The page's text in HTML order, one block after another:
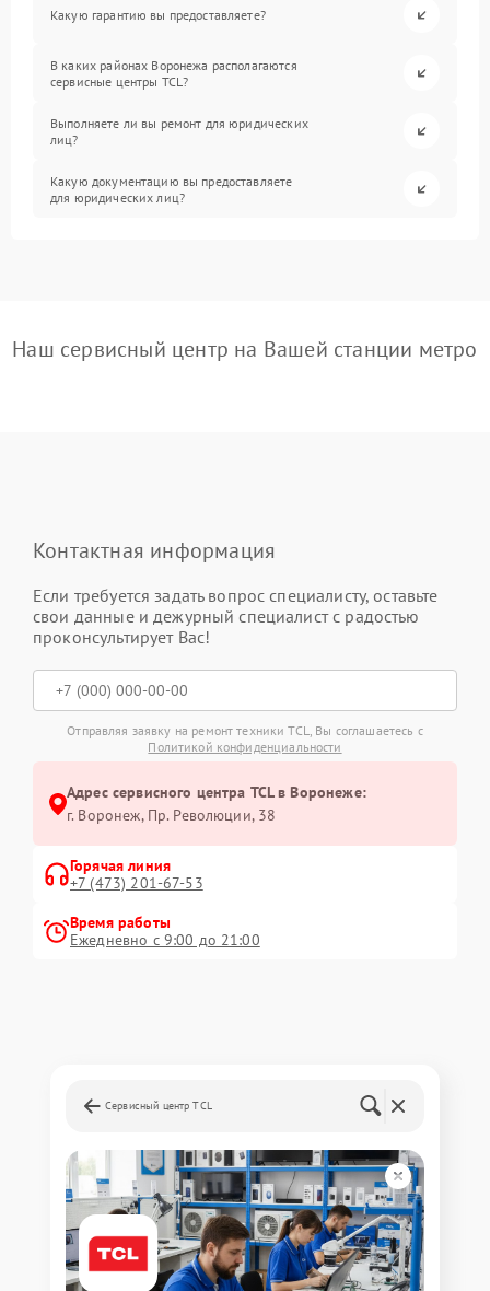
Какую гарантию вы предоставляете?
В каких районах Воронежа располагаются
сервисные центры TCL?
Выполняете ли вы ремонт для юридических
лиц?
Какую документацию вы предоставляете
для юридических лиц?
Наш сервисный центр на Вашей станции метро
Контактная информация
Если требуется задать вопрос специалисту, оставьте
свои данные и дежурный специалист с радостью
проконсультирует Вас!
Отправляя заявку на ремонт техники TCL, Вы соглашаетесь с
Политикой конфиденциальности
Адрес сервисного центра TCL в Воронеже:
г. Воронеж, Пр. Революции, 38
Горячая линия
+7 (473) 201-67-53
Время работы
Ежедневно с 9:00 до 21:00
Сервисный центр TCL